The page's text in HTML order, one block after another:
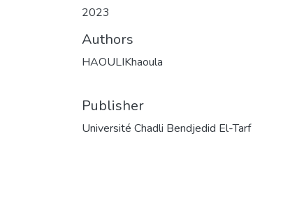
2023
Authors
HAOULIKhaoula
Publisher
Université Chadli Bendjedid El-Tarf